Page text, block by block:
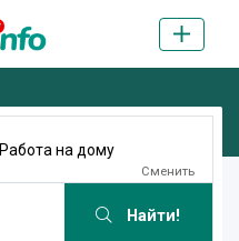
Работа на дому
Сменить
Найти!